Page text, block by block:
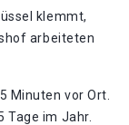
klemmt,
arbeiteten
Minuten vor Ort.
Tage im Jahr.